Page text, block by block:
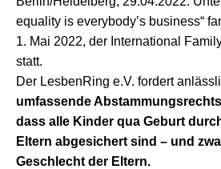
equality is everybody’s business“
1. Mai 2022, der International
statt.
Der LesbenRing e.V. fordert
umfassende
dass alle Kinder qua Geburt
Eltern abgesichert sind – und
Geschlecht der Eltern.